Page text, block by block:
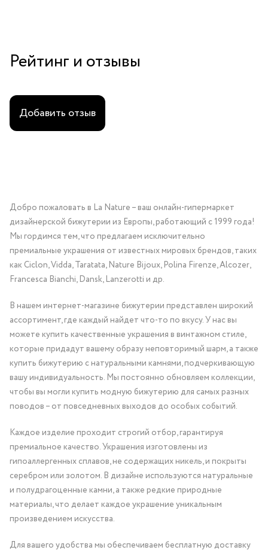
Рейтинг и отзывы
Добавить отзыв
Добро пожаловать в La Nature – ваш онлайн-гипермаркет
дизайнерской бижутерии из Европы, работающий с 1999 года!
Мы гордимся тем, что предлагаем исключительно
премиальные украшения от известных мировых брендов, таких
как Ciclon, Vidda, Taratata, Nature Bijoux, Polina Firenze, Alcozer,
Francesca Bianchi, Dansk, Lanzerotti и др.
В нашем интернет-магазине бижутерии представлен широкий
ассортимент, где каждый найдет что-то по вкусу. У нас вы
можете купить качественные украшения в винтажном стиле,
которые придадут вашему образу неповторимый шарм, а также
купить бижутерию с натуральными камнями, подчеркивающую
вашу индивидуальность. Мы постоянно обновляем коллекции,
чтобы вы могли купить модную бижутерию для самых разных
поводов – от повседневных выходов до особых событий.
Каждое изделие проходит строгий отбор, гарантируя
премиальное качество. Украшения изготовлены из
гипоаллергенных сплавов, не содержащих никель, и покрыты
серебром или золотом. В дизайне используются натуральные
и полудрагоценные камни, а также редкие природные
материалы, что делает каждое украшение уникальным
произведением искусства.
Для вашего удобства мы обеспечиваем бесплатную доставку